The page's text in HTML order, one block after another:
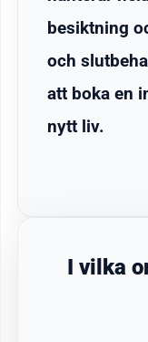
besiktning
och
att boka en
nytt liv.
I vilka